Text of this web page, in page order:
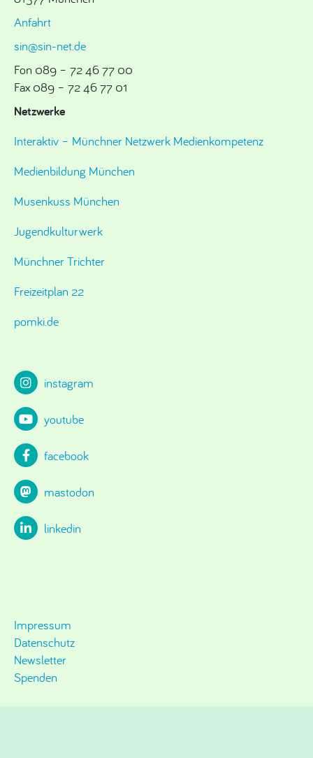
Anfahrt
sin@sin-net.de
Fon 089 – 72 46 77 00
Fax 089 – 72 46 77 01
Netzwerke
Interaktiv – Münchner Netzwerk Medienkompetenz
Medienbildung München
Musenkuss München
Jugendkulturwerk
Münchner Trichter
Freizeitplan 22
pomki.de
instagram
youtube
facebook
mastodon
linkedin
Impressum
Datenschutz
Newsletter
Spenden